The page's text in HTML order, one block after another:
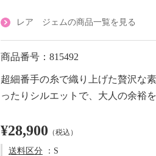
レア ジェムの商品一覧を見る
商品番号：815492
超細番手の糸で織り上げた贅沢な
ったりシルエットで、大人の余裕を
¥28,900 （税込）
送料区分 ：S